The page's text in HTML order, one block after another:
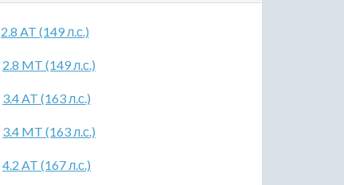
2.8 AT (149 л.с.)
2.8 MT (149 л.с.)
3.4 AT (163 л.с.)
3.4 MT (163 л.с.)
4.2 AT (167 л.с.)